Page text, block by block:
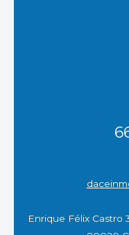
Enrique Félix Castro